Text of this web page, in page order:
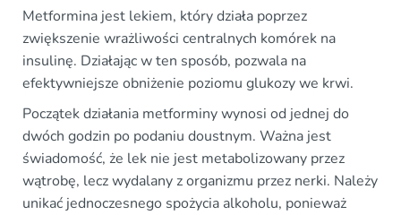
Metformina jest lekiem, który działa poprzez
zwiększenie wrażliwości centralnych komórek na
insulinę. Działając w ten sposób, pozwala na
efektywniejsze obniżenie poziomu glukozy we krwi.
Początek działania metforminy wynosi od jednej do
dwóch godzin po podaniu doustnym. Ważna jest
świadomość, że lek nie jest metabolizowany przez
wątrobę, lecz wydalany z organizmu przez nerki. Należy
unikać jednoczesnego spożycia alkoholu, ponieważ